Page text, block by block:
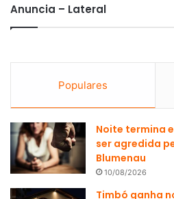
Anuncia – Lateral
Populares
Noite termina
ser agredida
Blumenau
10/08/2026
Timbó ganha